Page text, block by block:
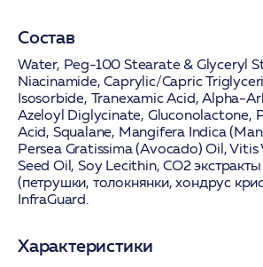
Состав
Water, Peg-100 Stearate & Glyceryl
Niacinamide, Caprylic/Capric
Isosorbide, Tranexamic Acid, Alpha-
Azeloyl Diglycinate, Gluconolactone,
Acid, Squalane, Mangifera Indica
Persea Gratissima (Avocado) Oil, Vitis
Seed Oil, Soy Lecithin, CO2
(петрушки, толокнянки, хондрус
InfraGuard.
Характеристики